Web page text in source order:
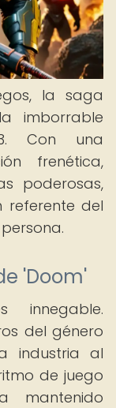
la saga
imborrable
Con una
frenética,
poderosas,
referente del
'Doom'
del género
industria al
de juego
mantenido